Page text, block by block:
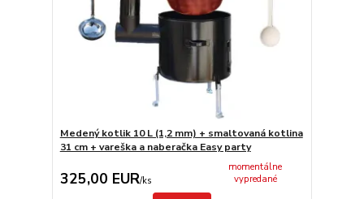
Medený kotlik 10 L (1,2 mm) + smaltovaná kotlina
31 cm + vareška a naberačka Easy party
325,00 EUR/ks
momentálne
vypredané